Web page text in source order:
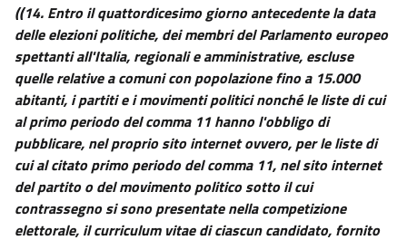
((14. Entro il quattordicesimo giorno antecedente la data
delle elezioni politiche, dei membri del Parlamento europeo
spettanti all'Italia, regionali e amministrative, escluse
quelle relative a comuni con popolazione fino a 15.000
abitanti, i partiti e i movimenti politici nonché le liste di cui
al primo periodo del comma 11 hanno l'obbligo di
pubblicare, nel proprio sito internet ovvero, per le liste di
cui al citato primo periodo del comma 11, nel sito internet
del partito o del movimento politico sotto il cui
contrassegno si sono presentate nella competizione
elettorale, il curriculum vitae di ciascun candidato, fornito